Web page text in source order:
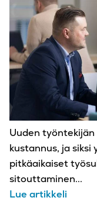
Uuden
kustannus, ja
pitkäaikaiset
sitouttaminen...
Lue artikkeli